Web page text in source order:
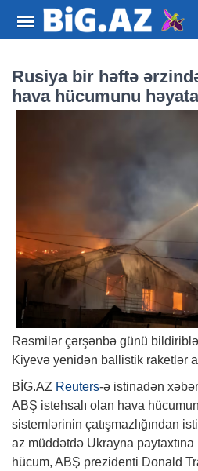
Rusiya bir həftə
hava hücumunu
Rəsmilər çərşənbə günü
Kiyevə yenidən ballistik raketlər
BİG.AZ Reuters-ə istinadən
ABŞ istehsalı olan hava
sistemlərinin çatışmazlığından
az müddətdə Ukrayna
hücum, ABŞ prezidenti Donald